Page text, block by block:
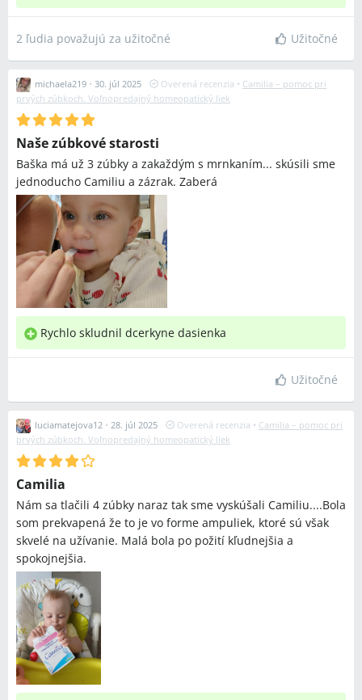
2 ľudia považujú za užitočné Užitočné
michaela219 • 30. júl 2025 Overená recenzia • Camilia – pomoc pri
prvých zúbkoch. Voľnopredajný homeopatický liek
Naše zúbkové starosti
Baška má už 3 zúbky a zakaždým s mrnkaním... skúsili sme
jednoducho Camiliu a zázrak. Zaberá
Rychlo skludnil dcerkyne dasienka
Užitočné
luciamatejova12 • 28. júl 2025 Overená recenzia • Camilia – pomoc pri
prvých zúbkoch. Voľnopredajný homeopatický liek
Camilia
Nám sa tlačili 4 zúbky naraz tak sme vyskúšali Camiliu....Bola
som prekvapená že to je vo forme ampuliek, ktoré sú však
skvelé na užívanie. Malá bola po požití kľudnejšia a
spokojnejšia.